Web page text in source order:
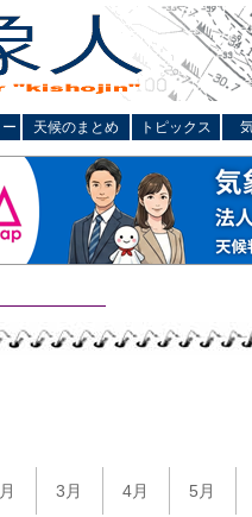
天候のまとめ トピックス
3月 4月 5月